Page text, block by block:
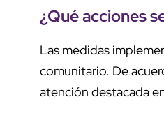
¿Qué acciones
Las medidas
comunitario. De
atención destacada